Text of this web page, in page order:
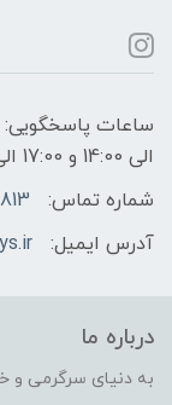
الی 14:00 و 17:00 الی 21:00
شماره تماس:
023-
آدرس ایمیل:
درباره ما
به دنیای سرگرمی و